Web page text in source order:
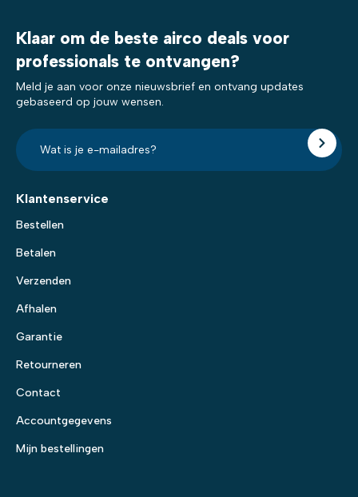
Klaar om de beste airco deals voor
professionals te ontvangen?
Meld je aan voor onze nieuwsbrief en ontvang updates
gebaseerd op jouw wensen.
E-
mailadres?
*
Klantenservice
Bestellen
Betalen
Verzenden
Afhalen
Garantie
Retourneren
Contact
Accountgegevens
Mijn bestellingen